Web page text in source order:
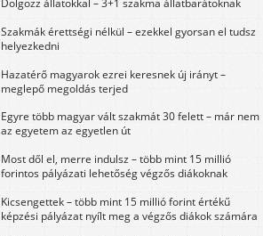
Szakmák érettségi nélkül – ezekkel gyorsan el tudsz
helyezkedni
Hazatérő magyarok ezrei keresnek új irányt –
meglepő megoldás terjed
Egyre több magyar vált szakmát 30 felett – már nem
az egyetem az egyetlen út
Most dől el, merre indulsz – több mint 15 millió
forintos pályázati lehetőség végzős diákoknak
Kicsengettek – több mint 15 millió forint értékű
képzési pályázat nyílt meg a végzős diákok számára